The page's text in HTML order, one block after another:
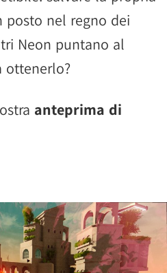
posto nel regno dei
Neon puntano al
ottenerlo?
anteprima di